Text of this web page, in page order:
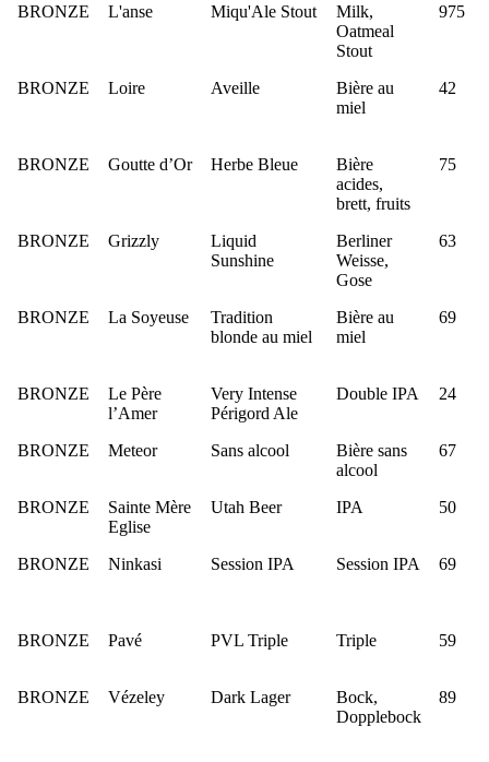
BRONZE L'anse Miqu'Ale Stout
Milk,
Oatmeal
Stout
975
BRONZE Loire Aveille
Bière au
miel
42
BRONZE Goutte d’Or Herbe Bleue
Bière
acides,
brett, fruits
75
BRONZE Grizzly
Liquid
Sunshine
Berliner
Weisse,
Gose
63
BRONZE La Soyeuse
Tradition
blonde au miel
Bière au
miel
69
BRONZE
Le Père
l’Amer
Very Intense
Périgord Ale
Double IPA 24
BRONZE Meteor Sans alcool
Bière sans
alcool
67
BRONZE
Sainte Mère
Eglise
Utah Beer IPA 50
BRONZE Ninkasi Session IPA Session IPA 69
BRONZE Pavé PVL Triple Triple 59
BRONZE Vézeley Dark Lager
Bock,
Dopplebock
89